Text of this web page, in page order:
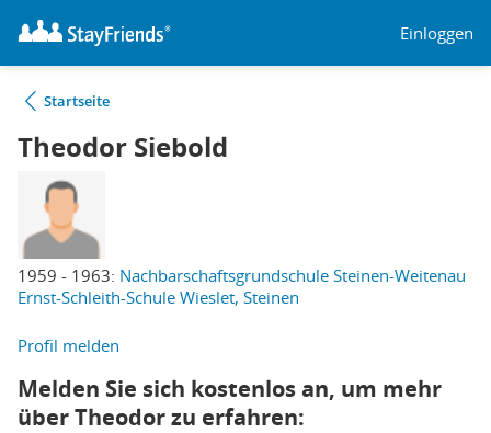
Einloggen
Startseite
Theodor Siebold
1959 - 1963: Nachbarschaftsgrundschule Steinen-Weitenau
Ernst-Schleith-Schule Wieslet, Steinen
Profil melden
Melden Sie sich kostenlos an, um mehr
über Theodor zu erfahren: